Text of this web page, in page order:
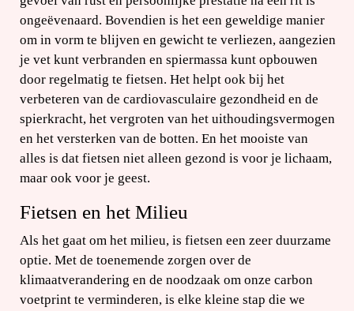
ongeëvenaard. Bovendien is het een geweldige manier
om in vorm te blijven en gewicht te verliezen, aangezien
je vet kunt verbranden en spiermassa kunt opbouwen
door regelmatig te fietsen. Het helpt ook bij het
verbeteren van de cardiovasculaire gezondheid en de
spierkracht, het vergroten van het uithoudingsvermogen
en het versterken van de botten. En het mooiste van
alles is dat fietsen niet alleen gezond is voor je lichaam,
maar ook voor je geest.
Fietsen en het Milieu
Als het gaat om het milieu, is fietsen een zeer duurzame
optie. Met de toenemende zorgen over de
klimaatverandering en de noodzaak om onze carbon
voetprint te verminderen, is elke kleine stap die we